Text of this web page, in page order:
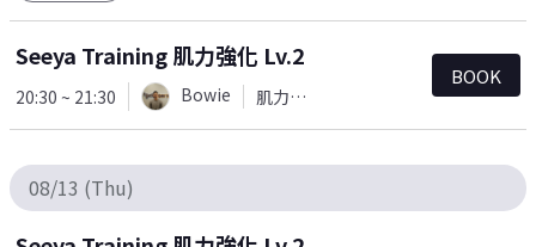
Seeya Training 肌力強化 Lv.2
20:30 ~ 21:30 Bowie 肌力訓練
BOOK
08/13 (Thu)